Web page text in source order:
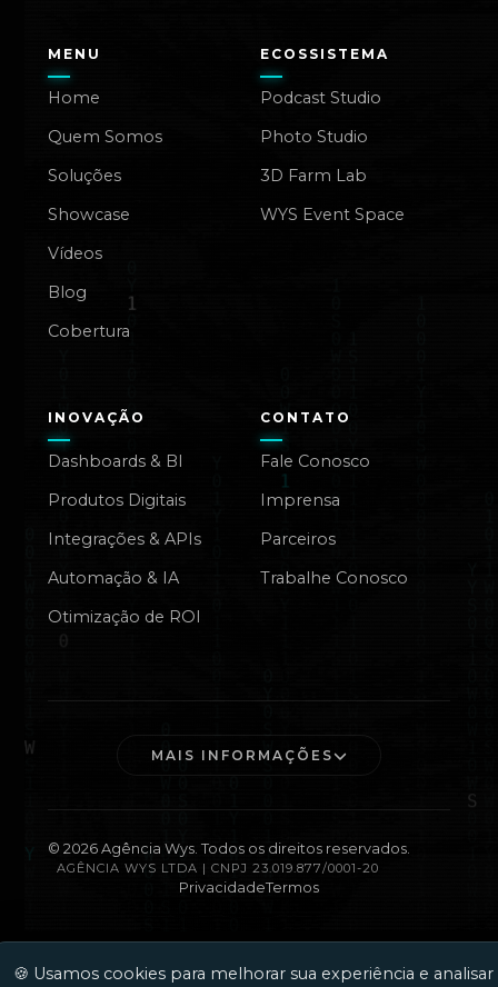
MENU
Home
Quem Somos
Soluções
Showcase
Vídeos
Blog
Cobertura
ECOSSISTEMA
Podcast Studio
Photo Studio
3D Farm Lab
WYS Event Space
INOVAÇÃO
Dashboards & BI
Produtos Digitais
Integrações & APIs
Automação & IA
Otimização de ROI
CONTATO
Fale Conosco
Imprensa
Parceiros
Trabalhe Conosco
MAIS INFORMAÇÕES
© 2026Agência Wys. Todos os direitos reservados.
AGÊNCIA WYS LTDA | CNPJ 23.019.877/0001-20
PrivacidadeTermos
🍪 Usamos cookies para melhorar sua experiência e analisar